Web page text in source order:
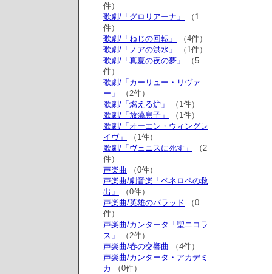
件）
歌劇/「グロリアーナ」
（1
件）
歌劇/「ねじの回転」
（4件）
歌劇/「ノアの洪水」
（1件）
歌劇/「真夏の夜の夢」
（5
件）
歌劇/「カーリュー・リヴァ
ー」
（2件）
歌劇/「燃える炉」
（1件）
歌劇/「放蕩息子」
（1件）
歌劇/「オーエン・ウィングレ
イヴ」
（1件）
歌劇/「ヴェニスに死す」
（2
件）
声楽曲 （0件）
声楽曲/劇音楽「ペネロペの救
出」
（0件）
声楽曲/英雄のバラッド （0
件）
声楽曲/カンタータ「聖ニコラ
ス」
（2件）
声楽曲/春の交響曲 （4件）
声楽曲/カンタータ・アカデミ
カ
（0件）